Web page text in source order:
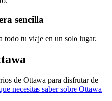
sencilla
todo tu viaje en un solo lugar.
de Ottawa para disfrutar de
necesitas saber sobre Ottawa